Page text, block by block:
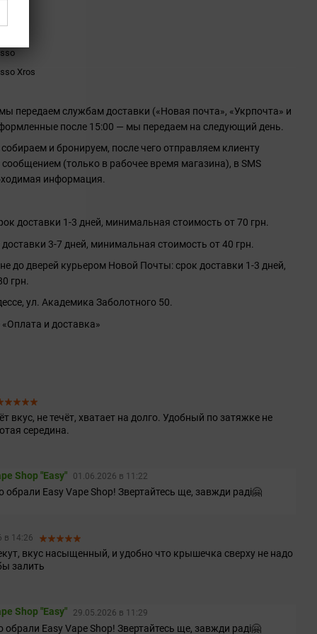
Xros
передаем службам доставки («Новая почта», «Укрпочта» и
после 15:00 — мы передаем на следующий день.
и бронируем, после чего отправляем клиенту
(только в рабочее время магазина), в SMS
информация.
доставки 1-3 дней, минимальная стоимость от 70 грн.
3-7 дней, минимальная стоимость от 40 грн.
до дверей курьером Новой Почты: срок доставки 1-3 дней,
грн.
ул. Академика Заболотного 50.
«Оплата и доставка»
вкус, не течёт, хватает на долго. Удобный по затяжке не
середина.
Shop "Easy" 01.06.2026 в 11:22
Easy Vape Shop! Звертайтесь ще, завжди раді🤗
в 14:26
вкус насыщенный, и удобно что крышечка сверху не надо
залить
Shop "Easy" 29.05.2026 в 11:29
Easy Vape Shop! Звертайтесь ще, завжди раді🤗